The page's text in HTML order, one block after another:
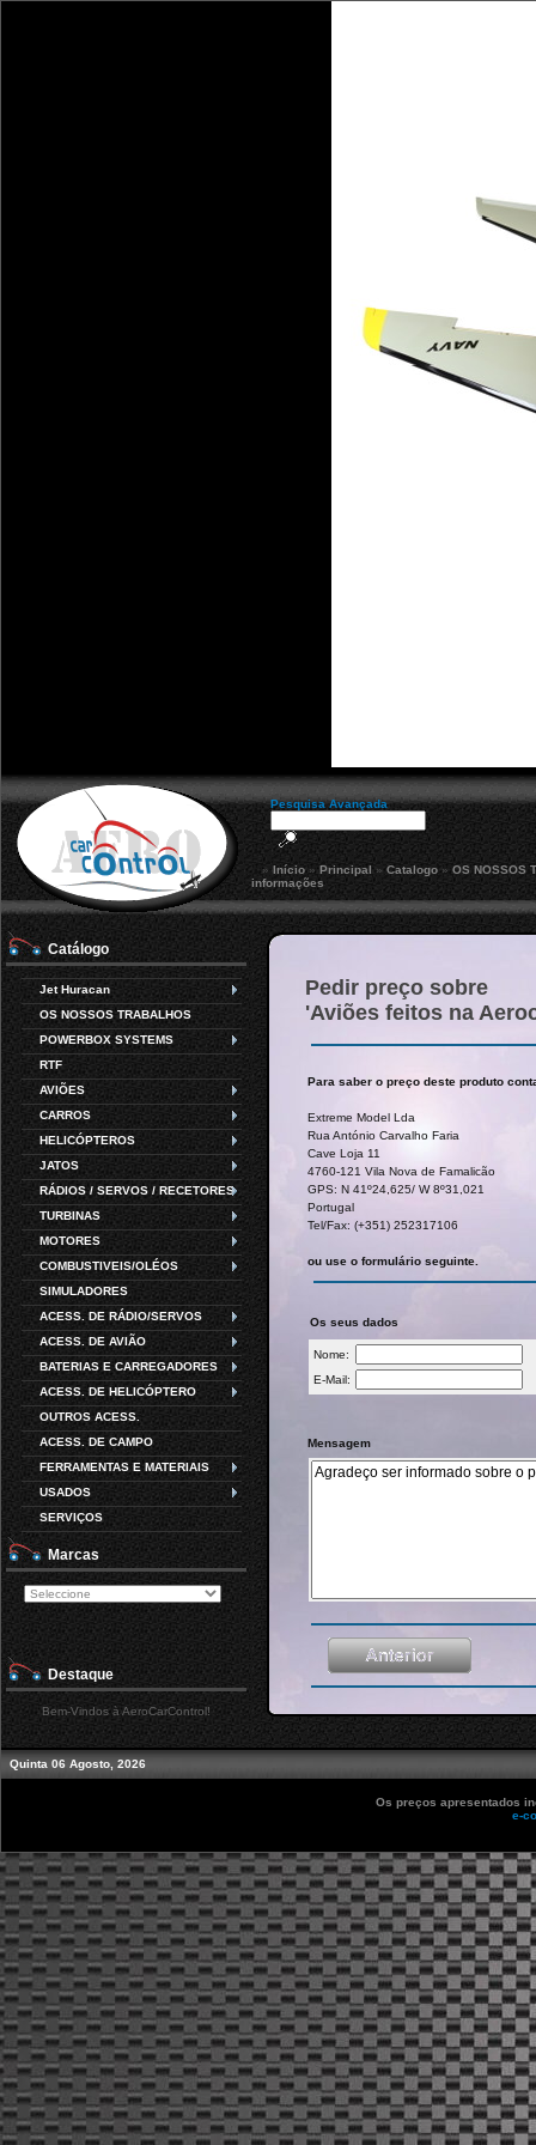
Jet Huracan
OS NOSSOS TRABALHOS
POWERBOX SYSTEMS
RTF
AVIÕES
CARROS
HELICÓPTEROS
JATOS
RÁDIOS / SERVOS / RECETORES
TURBINAS
MOTORES
COMBUSTIVEIS/OLÉOS
SIMULADORES
ACESS. DE RÁDIO/SERVOS
ACESS. DE AVIÃO
BATERIAS E CARREGADORES
ACESS. DE HELICÓPTERO
OUTROS ACESS.
ACESS. DE CAMPO
FERRAMENTAS E MATERIAIS
USADOS
SERVIÇOS
Pesquisa Avançada
» Início»Principal»Catalogo» OS NOSSOS
informações
Catálogo
Marcas
Destaque
Bem-Vindos à AeroCarControl!
Pedir preço sobre
'Aviões feitos na
Para saber o preço deste produto
Extreme Model Lda
Rua António Carvalho Faria
Cave Loja 11
4760-121 Vila Nova de Famalicão
GPS: N 41º24,625/ W 8º31,021
Portugal
Tel/Fax: (+351) 252317106
ou use o formulário seguinte.
Os seus dados
Nome:
E-Mail:
Mensagem
Quinta 06 Agosto, 2026
Os preços apresentados
e-